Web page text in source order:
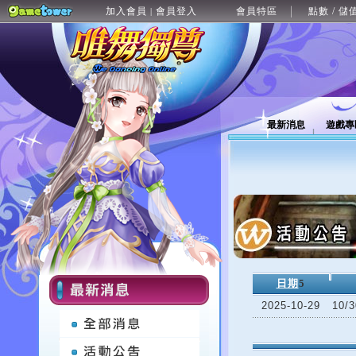
加入會員 | 會員登入 會員特區 點數 / 儲
最新消息 遊戲
日期 5
2025-10-29
10/